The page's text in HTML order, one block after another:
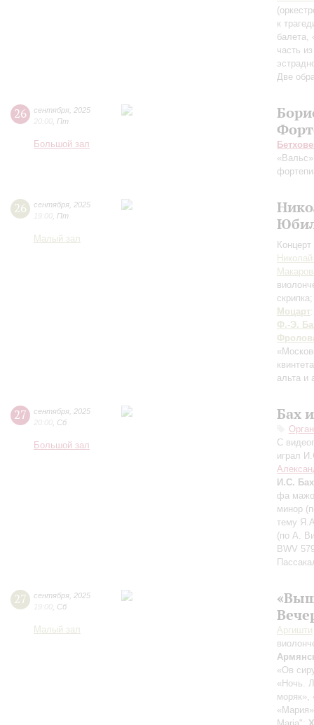
к
балета,
часть
Две
26 сентября 2025
20:00 Пт
Большой зал
26 сентября 2025
19:00 Пт
Малый зал
Моцарт
Ф.-Э.
альта и
27 сентября 2025
20:00 Сб
Большой зал
Бах
С
играл
И.С. Бах
фа
минор
тему
(по А.
BWV
27 сентября 2025
19:00 Сб
Малый зал Аргишти
«Ов
«Ночь.